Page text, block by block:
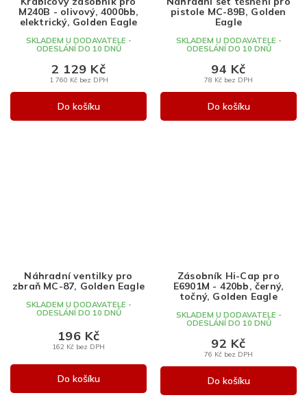
R
M
M240B - olivový, 4000bb,
elektrický, Golden Eagle
SKLADEM U DODAVATELE -
ODESLÁNÍ DO 10 DNŮ
1 760 Kč bez DPH
2 129 Kč
Do košíku
pistole MC-89B, Golden
Eagle
SKLADEM U DODAVATELE -
ODESLÁNÍ DO 10 DNŮ
78 Kč bez DPH
94 Kč
Do košíku
Náhradní ventilky pro
zbraň MC-87, Golden Eagle
SKLADEM U DODAVATELE -
ODESLÁNÍ DO 10 DNŮ
162 Kč bez DPH
196 Kč
Do košíku
Zásobník Hi-Cap pro
E6901M - 420bb, černý,
točný, Golden Eagle
SKLADEM U DODAVATELE -
ODESLÁNÍ DO 10 DNŮ
76 Kč bez DPH
92 Kč
Do košíku